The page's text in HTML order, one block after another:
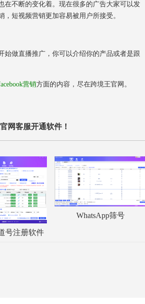
不断的变化着。现在很多的广告大家可以发
短视频营销更加容易被用户所接受。
做直播推广，你可以介绍你的产品或者是跟
营销方面的内容，尽在跨境王官网。
网客服开通软件！
号注册软件
WhatsApp筛号